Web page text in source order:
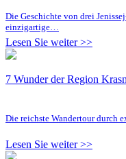
Die Geschichte von drei
einzigartige…
Lesen Sie weiter >>
7 Wunder der Region
Die reichste Wandertour durch
Lesen Sie weiter >>